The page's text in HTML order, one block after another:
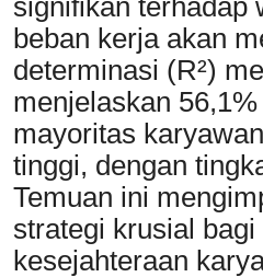
beban kerja akan
determinasi (R²)
menjelaskan
mayoritas
tinggi, dengan
Temuan ini
strategi krusial
kesejahteraan